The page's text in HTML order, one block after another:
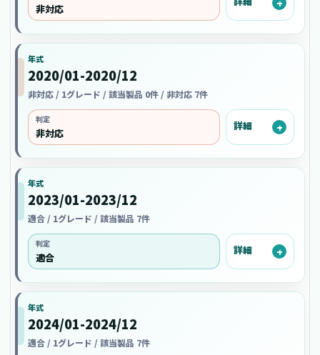
非対応
年式
2020/01-2020/12
非対応 / 1グレード / 該当製品 0件 / 非対応 7件
判定
非対応
詳細
年式
2023/01-2023/12
適合 / 1グレード / 該当製品 7件
判定
適合
詳細
年式
2024/01-2024/12
適合 / 1グレード / 該当製品 7件